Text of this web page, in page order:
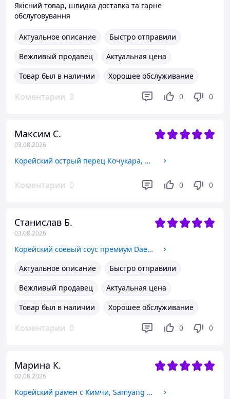
Якісний товар, швидка доставка та гарне
обслуговування
Актуальное описание
Быстро отправили
Вежливый продавец
Актуальная цена
Товар был в наличии
Хорошее обслуживание
Коментарии 0 0 0
Максим С.
03.08.2026
Корейский острый перец Кочукара, мелкий помол, для кимчи ТМ DaeKyung, 1 кг
Коментарии 0 0 0
Станислав Б.
03.08.2026
Корейский соевый соус премиум Daesang 500 мл
Актуальное описание
Быстро отправили
Вежливый продавец
Актуальная цена
Товар был в наличии
Хорошее обслуживание
Коментарии 0 0 0
Марина К.
02.08.2026
Корейский рамен с Кимчи, Samyang 80 г